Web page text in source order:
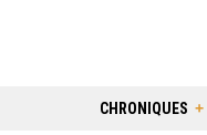
CHRONIQUES